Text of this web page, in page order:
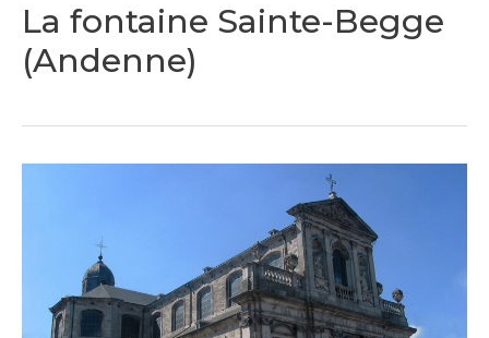
La fontaine Sainte-Begge
(Andenne)